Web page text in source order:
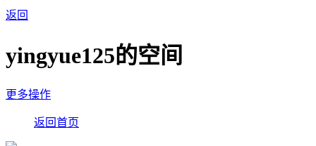
返回
yingyue125的空间
更多操作
返回首页